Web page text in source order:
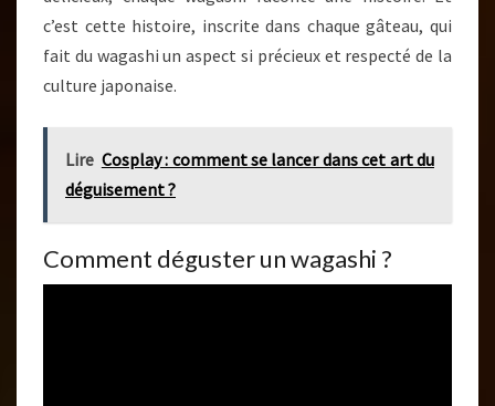
c’est cette histoire, inscrite dans chaque gâteau, qui
fait du wagashi un aspect si précieux et respecté de la
culture japonaise.
Lire Cosplay : comment se lancer dans cet art du
déguisement ?
Comment déguster un wagashi ?